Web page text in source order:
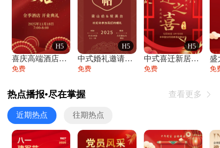
H5
喜庆高端酒店开业大吉邀请函
免费
H5
中式婚礼邀请函中国风传统复古婚礼请柬请帖
免费
H5
中式喜迁新居乔迁之喜邀请函宴会请帖
免费 免
热点播报•尽在掌握 查看更多 
近期热点 往期热点